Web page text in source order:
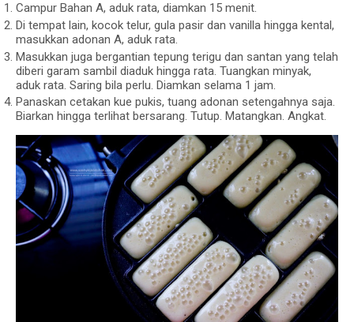
Campur Bahan A, aduk rata, diamkan 15 menit.
Di tempat lain, kocok telur, gula pasir dan vanilla hingga kental,
masukkan adonan A, aduk rata.
Masukkan juga bergantian tepung terigu dan santan yang telah
diberi garam sambil diaduk hingga rata. Tuangkan minyak,
aduk rata. Saring bila perlu. Diamkan selama 1 jam.
Panaskan cetakan kue pukis, tuang adonan setengahnya saja.
Biarkan hingga terlihat bersarang. Tutup. Matangkan. Angkat.